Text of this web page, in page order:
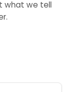
what we tell